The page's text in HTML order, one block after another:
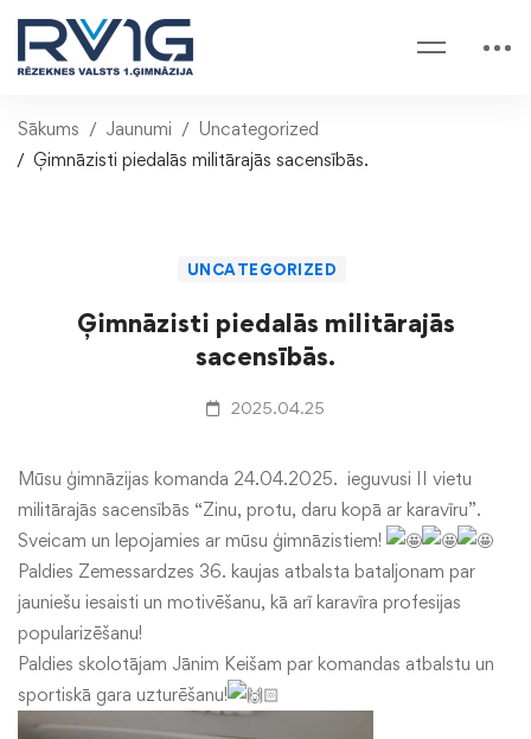
Sākums Jaunumi
Uncategorized
Ģimnāzisti piedalās militārajās sacensībās.
UNCATEGORIZED
Ģimnāzisti piedalās militārajās
sacensībās.
2025.04.25
Mūsu ģimnāzijas komanda 24.04.2025. ieguvusi II vietu
militārajās sacensībās “Zinu, protu, daru kopā ar karavīru”.
Sveicam un lepojamies ar mūsu ģimnāzistiem!
Paldies Zemessardzes 36. kaujas atbalsta bataljonam par
jauniešu iesaisti un motivēšanu, kā arī karavīra profesijas
popularizēšanu!
Paldies skolotājam Jānim Keišam par komandas atbalstu un
sportiskā gara uzturēšanu!